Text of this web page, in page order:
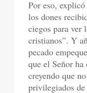
Por eso,
los dones
ciegos para ver
cristianos”. Y
pecado
que el Señor ha
creyendo que
privilegiados de